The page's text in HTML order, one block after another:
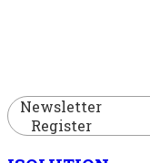
Newsletter
Register